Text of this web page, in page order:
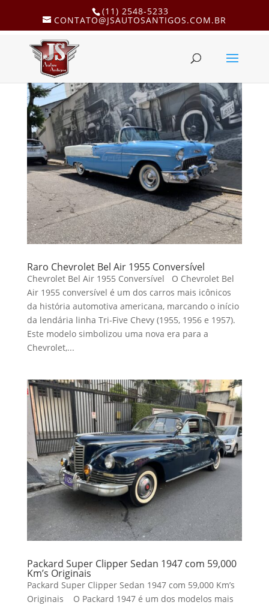
(11) 2548-5233
CONTATO@JSAUTOSANTIGOS.COM.BR
Raro Chevrolet Bel Air 1955 Conversível
Chevrolet Bel Air 1955 Conversível O Chevrolet Bel
Air 1955 conversível é um dos carros mais icônicos
da história automotiva americana, marcando o início
da lendária linha Tri-Five Chevy (1955, 1956 e 1957).
Este modelo simbolizou uma nova era para a
Chevrolet,...
Packard Super Clipper Sedan 1947 com 59,000
Km’s Originais
Packard Super Clipper Sedan 1947 com 59,000 Km’s
Originais O Packard 1947 é um dos modelos mais